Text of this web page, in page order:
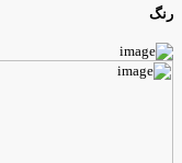
رنگ